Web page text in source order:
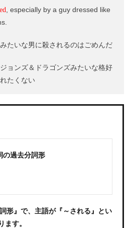
, especially by a guy dressed like
たいな男に殺されるのはごめんだ
ョンズ＆ドラゴンズみたいな格好
たくない
の過去分詞形
形』で、主語が『～される』とい
ます。